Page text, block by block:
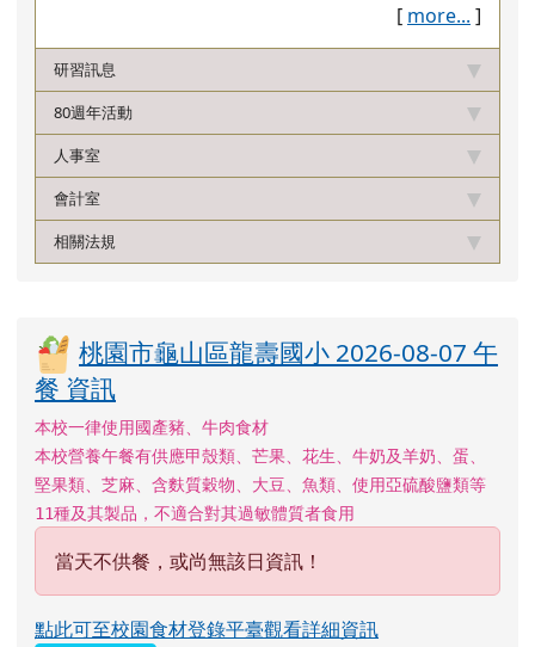
[ more... ]
研習訊息
80週年活動
人事室
會計室
相關法規
桃園市龜山區龍壽國小 2026-08-07 午
餐 資訊
本校一律使用國產豬、牛肉食材
本校營養午餐有供應甲殼類、芒果、花生、牛奶及羊奶、蛋、
堅果類、芝麻、含麩質穀物、大豆、魚類、使用亞硫酸鹽類等
11種及其製品，不適合對其過敏體質者食用
當天不供餐，或尚無該日資訊！
點此可至校園食材登錄平臺觀看詳細資訊